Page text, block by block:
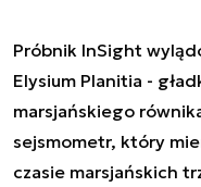
Próbnik InSight
Elysium Planitia -
marsjańskiego
sejsmometr, który
czasie marsjańskich